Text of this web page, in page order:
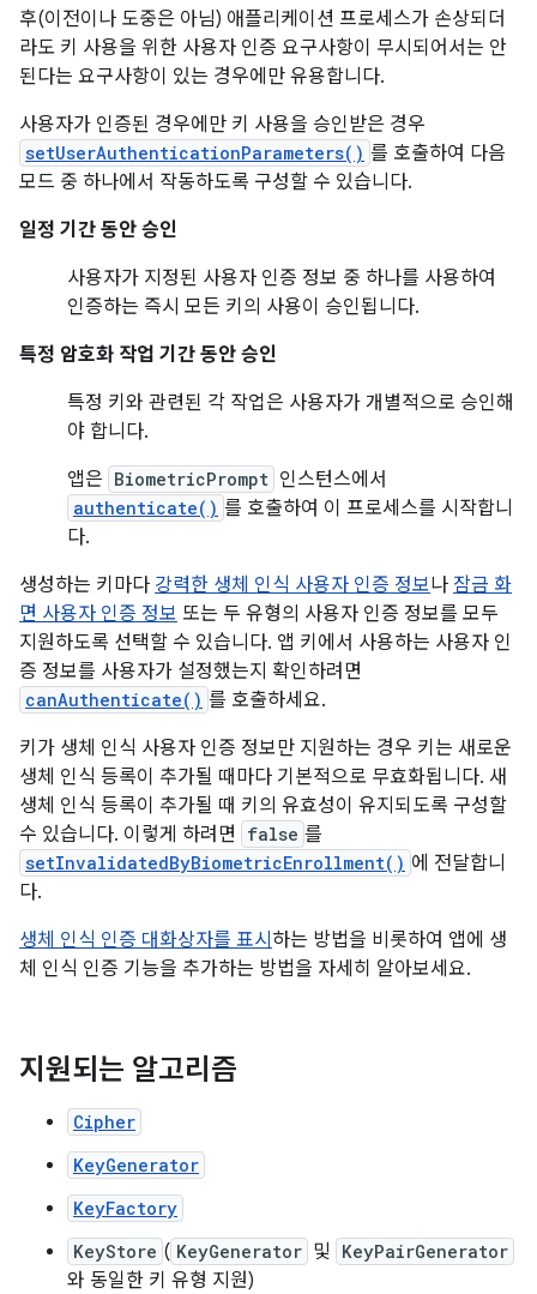
후(이전이나 도중은 아님) 애플리케이션 프로세스가 손상되더
라도 키 사용을 위한 사용자 인증 요구사항이 무시되어서는 안
된다는 요구사항이 있는 경우에만 유용합니다.
사용자가 인증된 경우에만 키 사용을 승인받은 경우
setUserAuthenticationParameters() 를 호출하여 다음
모드 중 하나에서 작동하도록 구성할 수 있습니다.
일정 기간 동안 승인
사용자가 지정된 사용자 인증 정보 중 하나를 사용하여
인증하는 즉시 모든 키의 사용이 승인됩니다.
특정 암호화 작업 기간 동안 승인
특정 키와 관련된 각 작업은 사용자가 개별적으로 승인해
야 합니다.
앱은 BiometricPrompt 인스턴스에서
authenticate() 를 호출하여 이 프로세스를 시작합니
다.
생성하는 키마다 강력한 생체 인식 사용자 인증 정보나 잠금 화
면 사용자 인증 정보 또는 두 유형의 사용자 인증 정보를 모두
지원하도록 선택할 수 있습니다. 앱 키에서 사용하는 사용자 인
증 정보를 사용자가 설정했는지 확인하려면
canAuthenticate() 를 호출하세요.
키가 생체 인식 사용자 인증 정보만 지원하는 경우 키는 새로운
생체 인식 등록이 추가될 때마다 기본적으로 무효화됩니다. 새
생체 인식 등록이 추가될 때 키의 유효성이 유지되도록 구성할
수 있습니다. 이렇게 하려면
false 를
setInvalidatedByBiometricEnrollment() 에 전달합니
다.
생체 인식 인증 대화상자를 표시 하는 방법을 비롯하여 앱에 생
체 인식 인증 기능을 추가하는 방법을 자세히 알아보세요.
지원되는 알고리즘
Cipher
KeyGenerator
KeyFactory
KeyStore ( KeyGenerator 및 KeyPairGenerator
와 동일한 키 유형 지원)